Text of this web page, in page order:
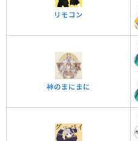
リモコン
神のまにまに